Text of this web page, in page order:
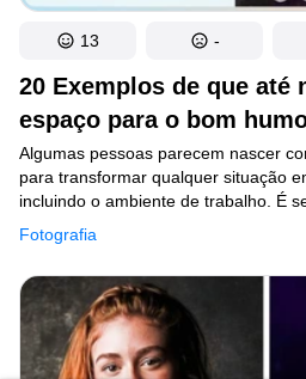
20 Exemplos de que até
espaço para o bom
Fotografia
Algumas pessoas parecem nascer
para transformar qualquer situação
incluindo o ambiente de trabalho. É
conviver com pessoas assim,
monótonos e entediantes viram
e inesquecíveis. Mas o melhor
consegue registrar esses momentos
com todo mundo na internet.
13 -